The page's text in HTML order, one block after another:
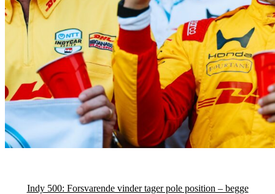
Indy 500: Forsvarende vinder tager pole position – begge